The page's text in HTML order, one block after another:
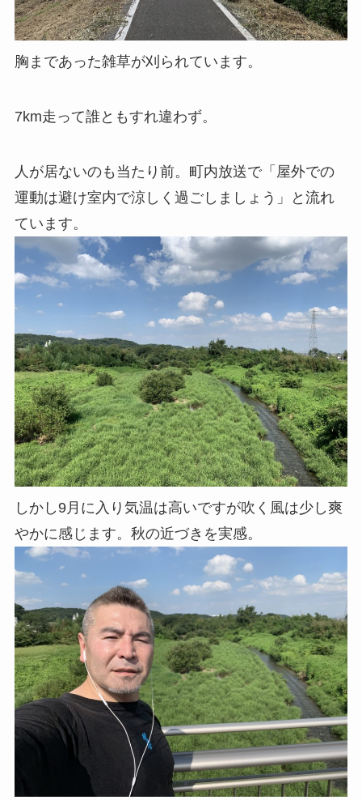
胸まであった雑草が刈られています。
7km走って誰ともすれ違わず。
人が居ないのも当たり前。町内放送で「屋外での
運動は避け室内で涼しく過ごしましょう」と流れ
ています。
しかし9月に入り気温は高いですが吹く風は少し爽
やかに感じます。秋の近づきを実感。